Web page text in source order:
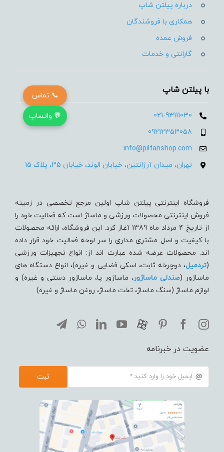
درباره پیلتن شاپ
همکاری با فروشندگان
فروش عمده
گارانتی و خدمات
با پیلتن شاپ
021-93111030
09212353058
info@piltanshop.com
تهران، میدان آرژانتین، خیابان الوند، خیابان 35، پلاک 15
فروشگاه اینترنتی پیلتن شاپ اولین مرجع تخصصی در زمینه
فروش اینترنتی محصولات ورزشی و ماساژ است که فعالیت خود را
از تاریخ 4 مرداد ماه 1389 آغاز کرد. این فروشگاه، ارائه محصولات
با کیفیت و اصل مشتری مداری را سر لوحه فعالیت خود قرار داده
اند. محصولات عرضه شده عبارت اند از: انواع تجهیزات ورزشی
(تردميل، دوچرخه ثابت، اسکی فضایی و غیره)، انواع دستگاه های
ماساژور (صندلی ماساژور، ماساژور پا، ماساژور دستی و غیره) و
لوازم ماساژ (سنگ ماساژ، تخت ماساژ، روغن ماساژ و غیره)
عضویت در خبرنامه
ثبت
📞 تماس
💬 واتساپ